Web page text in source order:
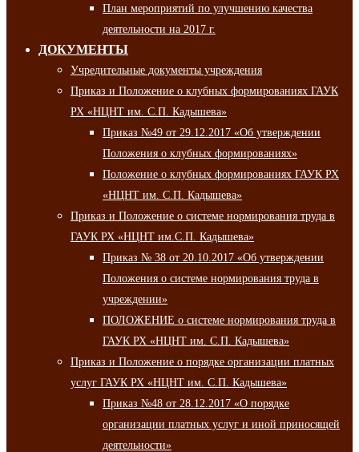
План мероприятий по улучшению качества
деятельности на 2017 г.
ДОКУМЕНТЫ
Учредительные документы учреждения
Приказ и Положение о клубных формированиях ГАУК
РХ «НЦНТ им. С.П. Кадышева»
Приказ №49 от 29.12.2017 «Об утверждении
Положения о клубных формированиях»
Положение о клубных формированиях ГАУК РХ
«НЦНТ им. С.П. Кадышева»
Приказ и Положение о системе нормирования труда в
ГАУК РХ «НЦНТ им.С.П. Кадышева»
Приказ № 38 от 20.10.2017 «Об утверждении
Положения о системе нормирования труда в
учреждении»
ПОЛОЖЕНИЕ о системе нормирования труда в
ГАУК РХ «НЦНТ им. С.П. Кадышева»
Приказ и Положение о порядке организации платных
услуг ГАУК РХ «НЦНТ им. С.П. Кадышева»
Приказ №48 от 28.12.2017 «О порядке
организации платных услуг и иной приносящей
деятельности»